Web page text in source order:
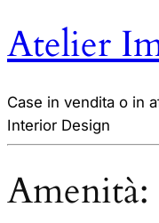
Atelier
Case in vendita o in
Interior Design
Amenità: